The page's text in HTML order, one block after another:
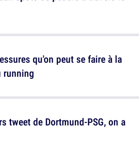
qu'on peut se faire à la
running
tweet de Dortmund-PSG, on a